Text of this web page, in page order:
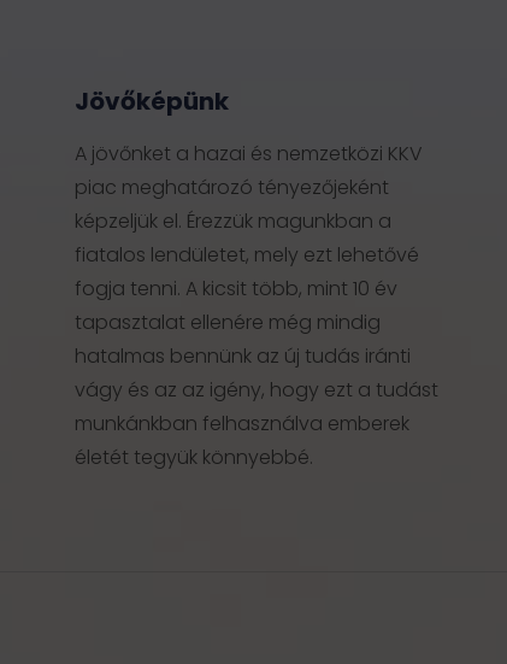
Jövőképünk
A jövőnket a hazai és nemzetközi KKV
piac meghatározó tényezőjeként
képzeljük el. Érezzük magunkban a
fiatalos lendületet, mely ezt lehetővé
fogja tenni. A kicsit több, mint 10 év
tapasztalat ellenére még mindig
hatalmas bennünk az új tudás iránti
vágy és az az igény, hogy ezt a tudást
munkánkban felhasználva emberek
életét tegyük könnyebbé.